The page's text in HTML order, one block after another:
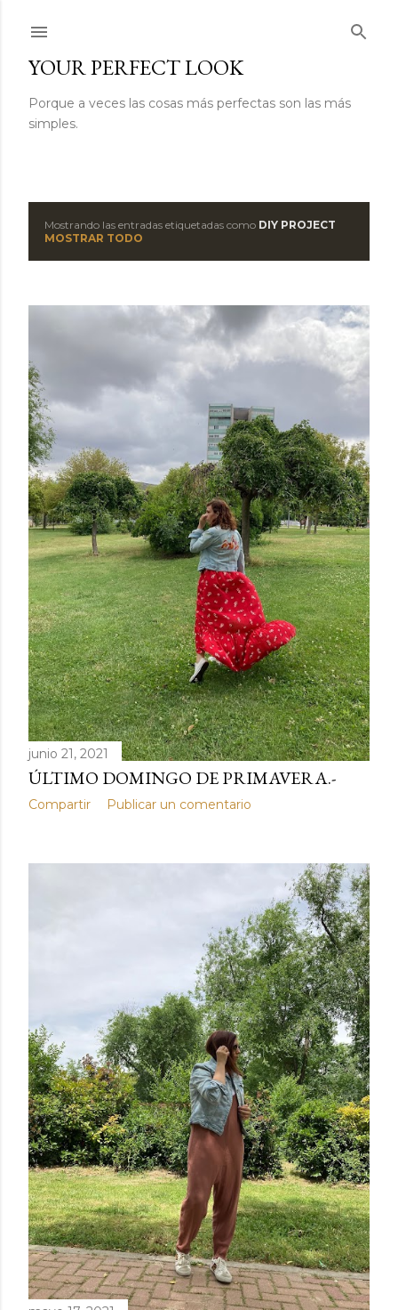
YOUR PERFECT LOOK
Porque a veces las cosas más perfectas son las más
simples.
t
a
d
a
s
Mostrando las entradas etiquetadas como DIY PROJECT
MOSTRAR TODO
junio 21, 2021
ÚLTIMO DOMINGO DE PRIMAVERA.-
Compartir Publicar un comentario